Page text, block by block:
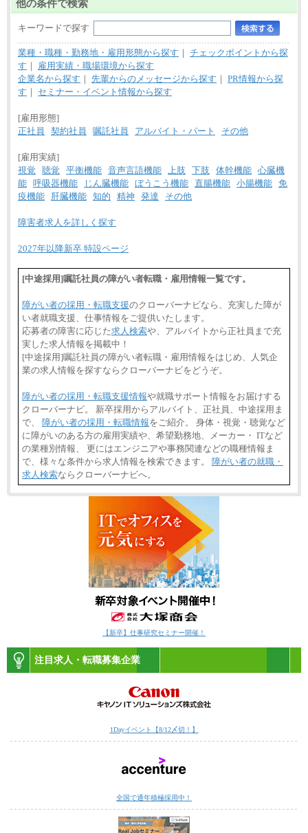
他の条件で検索
キーワードで探す
業種・職種・勤務地・雇用形態から探す ｜ チェックポイントから探
す ｜
雇用実績・職場環境から探す
企業名から探す ｜ 先輩からのメッセージから探す ｜ PR情報から探
す ｜ セミナー・イベント情報から探す
[雇用形態]
正社員
契約社員 嘱託社員 アルバイト・パート その他
[雇用実績]
視覚
聴覚 平衡機能 音声言語機能 上肢 下肢 体幹機能 心臓機
能 呼吸器機能 じん臓機能 ぼうこう機能 直腸機能 小腸機能 免
疫機能
肝臓機能 知的 精神 発達 その他
障害者求人を詳しく探す
2027年以降新卒 特設ページ
[中途採用]嘱託社員の障がい者転職・雇用情報一覧です。
障がい者の採用・転職支援のクローバーナビなら、充実した障が
い者就職支援、仕事情報をご提供いたします。
応募者の障害に応じた求人検索や、アルバイトから正社員まで充
実した求人情報を掲載中！
[中途採用]嘱託社員の障がい者転職・雇用情報をはじめ、人気企
業の求人情報を探すならクローバーナビをどうぞ。
障がい者の採用・転職支援情報や就職サポート情報をお届けする
クローバーナビ。 新卒採用からアルバイト、正社員、中途採用ま
で、 障がい者の採用・転職情報をご紹介。 身体・視覚・聴覚など
に障がいのある方の雇用実績や、希望勤務地、メーカー・ ITなど
の業種別情報、 更にはエンジニアや事務関連などの職種情報ま
で、様々な条件から求人情報を検索できます。 障がい者の就職・
求人検索ならクローバーナビへ。
【新卒】仕事研究セミナー開催！
注目求人・転職募集企業
1Dayイベント【8/12〆切！】
全国で通年積極採用中！